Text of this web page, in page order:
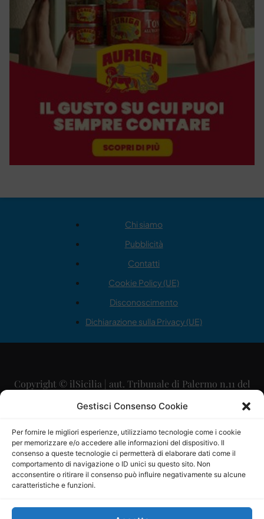
Gestisci Consenso Cookie
Per fornire le migliori esperienze, utilizziamo tecnologie come i cookie
per memorizzare e/o accedere alle informazioni del dispositivo. Il
consenso a queste tecnologie ci permetterà di elaborare dati come il
comportamento di navigazione o ID unici su questo sito. Non
acconsentire o ritirare il consenso può influire negativamente su alcune
caratteristiche e funzioni.
Chi siamo
Pubblicità
Contatti
Cookie Policy (UE)
Disconoscimento
Dichiarazione sulla Privacy (UE)
Copyright © ilSicilia | aut. Tribunale di Palermo n.11 del
29/09/2015
Direttore Editoriale: Maurizio Scaglione
Direttore Responsabile: Maria Calabrese